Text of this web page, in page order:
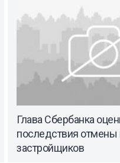
Глава Сбербанка
последствия
застройщиков